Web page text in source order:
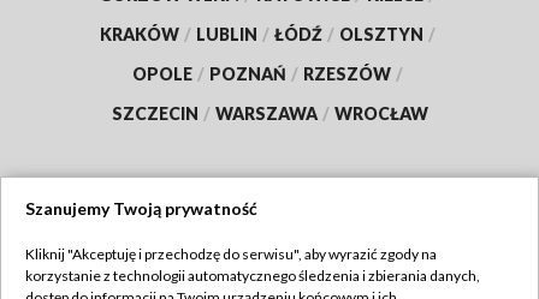
KRAKÓW / LUBLIN / ŁÓDŹ / OLSZTYN /
OPOLE / POZNAŃ / RZESZÓW /
SZCZECIN / WARSZAWA / WROCŁAW
TVP
Szanujemy Twoją prywatność
Kliknij "Akceptuję i przechodzę do serwisu", aby wyrazić zgody na
korzystanie z technologii automatycznego śledzenia i zbierania danych,